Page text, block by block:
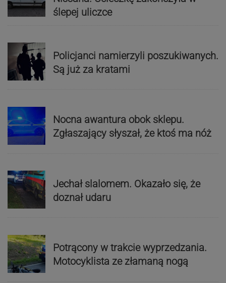
ślepej uliczce
Policjanci namierzyli poszukiwanych.
Są już za kratami
Nocna awantura obok sklepu.
Zgłaszający słyszał, że ktoś ma nóż
Jechał slalomem. Okazało się, że
doznał udaru
Potrącony w trakcie wyprzedzania.
Motocyklista ze złamaną nogą